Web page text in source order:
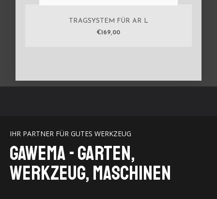
TRAGSYSTEM FÜR AR L
€169,00
IHR PARTNER FÜR GUTES WERKZEUG
GaWeMA - Garten,
Werkzeug, Maschinen